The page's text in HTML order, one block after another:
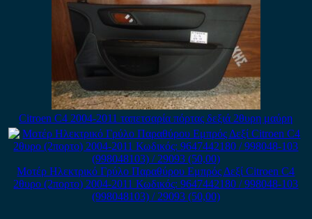
Citroen C4 2004-2011 ταπετσαρία πόρτας δεξιά 2θυρη μαύρη
Μοτέρ Ηλεκτρικό Γρύλο Παραθύρου Εμπρός Δεξί Citroen C4
2θυρο (2πορτο) 2004-2011 Κωδικός: 9647442180 / 998048-103
(998048103) / 29093 (50,00)